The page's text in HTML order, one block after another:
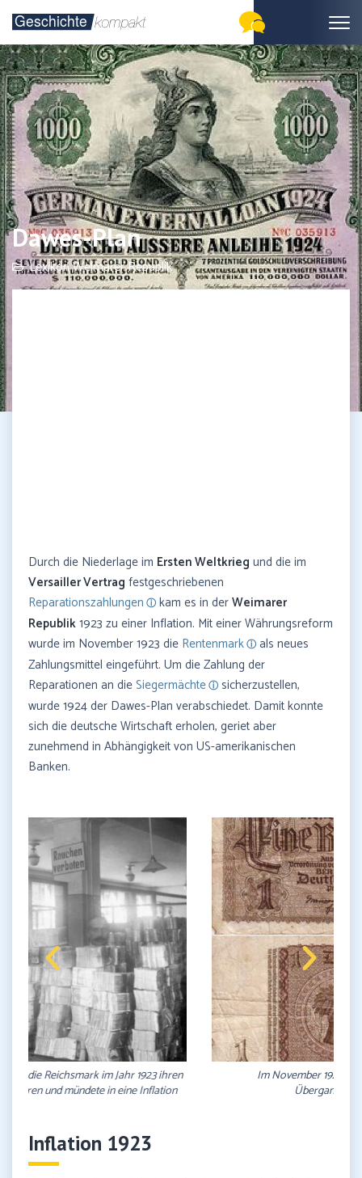
Dawes-Plan
Lexikon Weimarer Republik
Durch die Niederlage im Ersten Weltkrieg und die im
Versailler Vertrag festgeschriebenen
Reparationszahlungen
kam es in derWeimarer
Republik1923 zu einer Inflation. Mit einer Währungsreform
wurde im November 1923 die Rentenmark
als neues
Zahlungsmittel eingeführt. Um die Zahlung der
Reparationen an dieSiegermächte
sicherzustellen,
wurde 1924 der Dawes-Plan verabschiedet. Damit konnte
sich die deutsche Wirtschaft erholen, geriet aber
zunehmend in Abhängigkeit von US-amerikanischen
Banken.
Im November 1923 wurde die "Rentenmark" als
Übergangswährung eingeführt
Inflation 1923